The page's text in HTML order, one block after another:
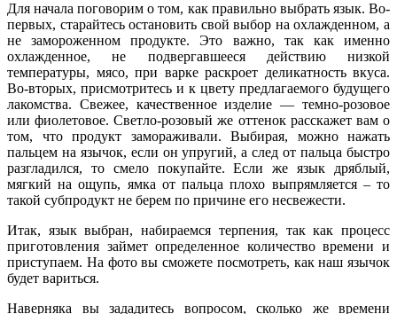
Для начала поговорим о том, как правильно выбрать язык. Во-
первых, старайтесь остановить свой выбор на охлажденном, а
не замороженном продукте. Это важно, так как именно
охлажденное, не подвергавшееся действию низкой
температуры, мясо, при варке раскроет деликатность вкуса.
Во-вторых, присмотритесь и к цвету предлагаемого будущего
лакомства. Свежее, качественное изделие — темно-розовое
или фиолетовое. Светло-розовый же оттенок расскажет вам о
том, что продукт замораживали. Выбирая, можно нажать
пальцем на язычок, если он упругий, а след от пальца быстро
разгладился, то смело покупайте. Если же язык дряблый,
мягкий на ощупь, ямка от пальца плохо выпрямляется – то
такой субпродукт не берем по причине его несвежести.
Итак, язык выбран, набираемся терпения, так как процесс
приготовления займет определенное количество времени и
приступаем. На фото вы сможете посмотреть, как наш язычок
будет вариться.
Наверняка вы зададитесь вопросом, сколько же времени